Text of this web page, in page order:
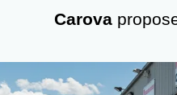
Carova